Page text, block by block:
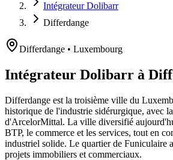
Intégrateur Dolibarr
Differdange
Differdange • Luxembourg
Intégrateur Dolibarr à
Differdange est la troisième ville du
historique de l'industrie sidérurgique, avec
d'ArcelorMittal. La ville diversifié
BTP, le commerce et les services, tout en
industriel solide. Le quartier de Funiculaire
projets immobiliers et commerciaux.